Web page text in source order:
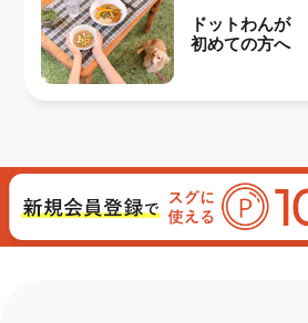
ドットわんが
初めての方へ